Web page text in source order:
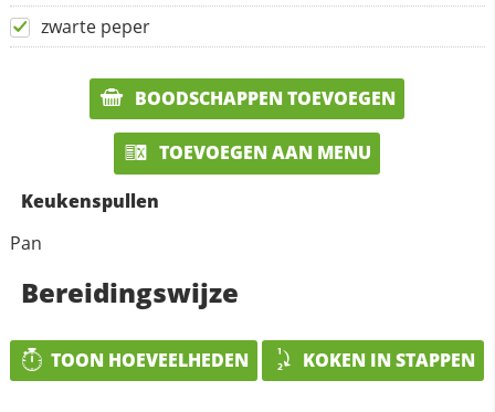
zwarte peper
BOODSCHAPPEN TOEVOEGEN
TOEVOEGEN AAN MENU
Keukenspullen
Pan
Bereidingswijze
TOON HOEVEELHEDEN KOKEN IN STAPPEN